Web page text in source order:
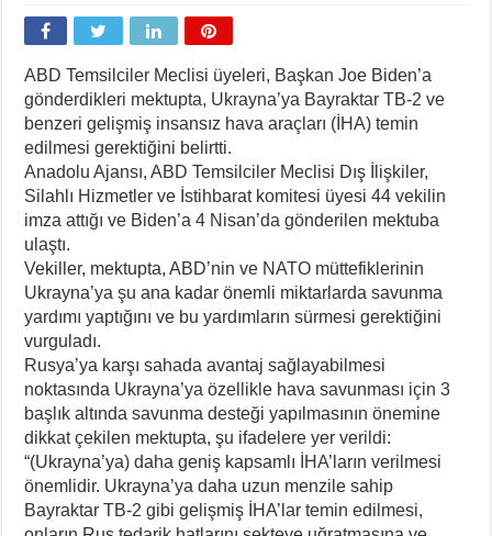
ABD Temsilciler Meclisi üyeleri, Başkan Joe Biden’a
gönderdikleri mektupta, Ukrayna’ya Bayraktar TB-2 ve
benzeri gelişmiş insansız hava araçları (İHA) temin
edilmesi gerektiğini belirtti.
Anadolu Ajansı, ABD Temsilciler Meclisi Dış İlişkiler,
Silahlı Hizmetler ve İstihbarat komitesi üyesi 44 vekilin
imza attığı ve Biden’a 4 Nisan’da gönderilen mektuba
ulaştı.
Vekiller, mektupta, ABD’nin ve NATO müttefiklerinin
Ukrayna’ya şu ana kadar önemli miktarlarda savunma
yardımı yaptığını ve bu yardımların sürmesi gerektiğini
vurguladı.
Rusya’ya karşı sahada avantaj sağlayabilmesi
noktasında Ukrayna’ya özellikle hava savunması için 3
başlık altında savunma desteği yapılmasının önemine
dikkat çekilen mektupta, şu ifadelere yer verildi:
“(Ukrayna’ya) daha geniş kapsamlı İHA’ların verilmesi
önemlidir. Ukrayna’ya daha uzun menzile sahip
Bayraktar TB-2 gibi gelişmiş İHA’lar temin edilmesi,